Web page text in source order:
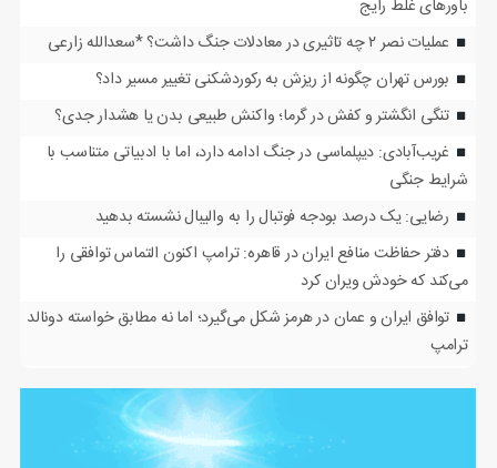
باورهای غلط رایج
عملیات نصر ۲ چه تاثیری در معادلات جنگ داشت؟ *سعدالله زارعی
بورس تهران چگونه از ریزش به رکوردشکنی تغییر مسیر داد؟
تنگی انگشتر و کفش در گرما؛ واکنش طبیعی بدن یا هشدار جدی؟
غریب‌آبادی: دیپلماسی در جنگ ادامه دارد، اما با ادبیاتی متناسب با
شرایط جنگی
رضایی: یک درصد بودجه فوتبال را به والیبال نشسته بدهید
دفتر حفاظت منافع ایران در قاهره: ترامپ اکنون التماس توافقی را
می‌کند که خودش ویران کرد
توافق ایران و عمان در هرمز شکل می‌گیرد؛ اما نه مطابق خواسته دونالد
ترامپ